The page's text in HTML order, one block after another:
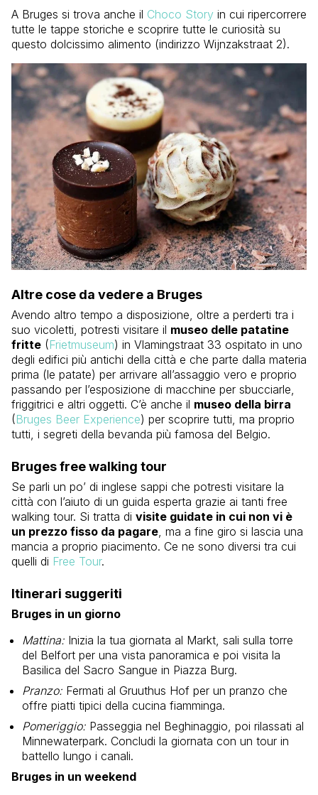
A Bruges si trova anche il Choco Story in cui ripercorrere
tutte le tappe storiche e scoprire tutte le curiosità su
questo dolcissimo alimento (indirizzo Wijnzakstraat 2).
Altre cose da vedere a Bruges
Avendo altro tempo a disposizione, oltre a perderti tra i
suo vicoletti, potresti visitare il museo delle patatine
fritte (Frietmuseum) in Vlamingstraat 33 ospitato in uno
degli edifici più antichi della città e che parte dalla materia
prima (le patate) per arrivare all’assaggio vero e proprio
passando per l’esposizione di macchine per sbucciarle,
friggitrici e altri oggetti. C’è anche il museo della birra
(Bruges Beer Experience) per scoprire tutti, ma proprio
tutti, i segreti della bevanda più famosa del Belgio.
Bruges free walking tour
Se parli un po’ di inglese sappi che potresti visitare la
città con l’aiuto di un guida esperta grazie ai tanti free
walking tour. Si tratta di visite guidate in cui non vi è
un prezzo fisso da pagare, ma a fine giro si lascia una
mancia a proprio piacimento. Ce ne sono diversi tra cui
quelli di Free Tour.
Itinerari suggeriti
Bruges in un giorno
Mattina: Inizia la tua giornata al Markt, sali sulla torre
del Belfort per una vista panoramica e poi visita la
Basilica del Sacro Sangue in Piazza Burg.
Pranzo: Fermati al Gruuthus Hof per un pranzo che
offre piatti tipici della cucina fiamminga.
Pomeriggio: Passeggia nel Beghinaggio, poi rilassati al
Minnewaterpark. Concludi la giornata con un tour in
battello lungo i canali.
Bruges in un weekend